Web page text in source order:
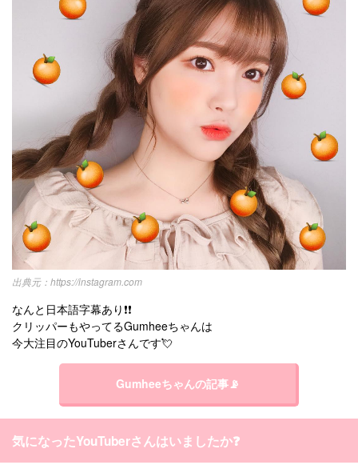
https://instagram.com
なんと日本語字幕あり❗❗
クリッパーもやってるGumheeちゃんは
今大注目のYouTuberさんです💘
Gumheeちゃんの記事📡
気になったYouTuberさんはいましたか❓